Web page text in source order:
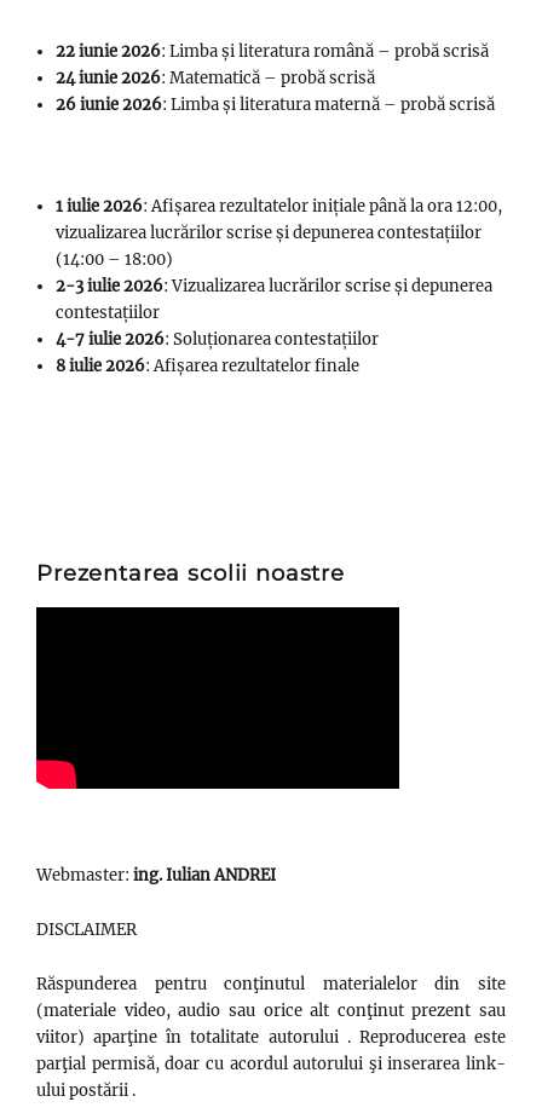
22 iunie 2026: Limba și literatura română – probă scrisă
24 iunie 2026: Matematică – probă scrisă
26 iunie 2026: Limba și literatura maternă – probă scrisă
1 iulie 2026: Afișarea rezultatelor inițiale până la ora 12:00,
vizualizarea lucrărilor scrise și depunerea contestațiilor
(14:00 – 18:00)
2-3 iulie 2026: Vizualizarea lucrărilor scrise și depunerea
contestațiilor
4-7 iulie 2026: Soluționarea contestațiilor
8 iulie 2026: Afișarea rezultatelor finale
Prezentarea scolii noastre
Webmaster: ing. Iulian ANDREI
DISCLAIMER
Răspunderea pentru conţinutul materialelor din site
(materiale video, audio sau orice alt conţinut prezent sau
viitor) aparţine în totalitate autorului . Reproducerea este
parţial permisă, doar cu acordul autorului şi inserarea link-
ului postării .